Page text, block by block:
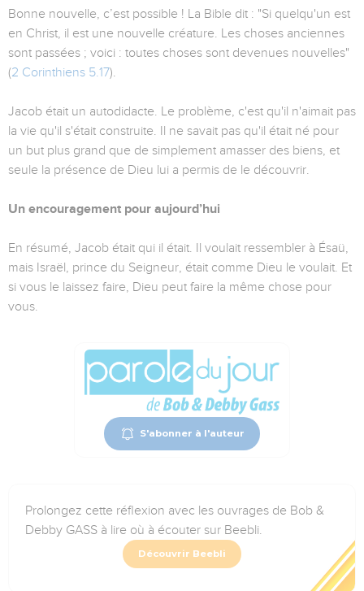
Bonne nouvelle, c’est possible ! La Bible dit : "Si quelqu'un est
en Christ, il est une nouvelle créature. Les choses anciennes
sont passées ; voici : toutes choses sont devenues nouvelles"
(2 Corinthiens 5.17).
Jacob était un autodidacte. Le problème, c'est qu'il n'aimait pas
la vie qu'il s'était construite. Il ne savait pas qu'il était né pour
un but plus grand que de simplement amasser des biens, et
seule la présence de Dieu lui a permis de le découvrir.
Un encouragement pour aujourd’hui
En résumé, Jacob était qui il était. Il voulait ressembler à Ésaü,
mais Israël, prince du Seigneur, était comme Dieu le voulait. Et
si vous le laissez faire, Dieu peut faire la même chose pour
vous.
S'abonner à l'auteur
Prolongez cette réflexion avec les ouvrages de Bob &
Debby GASS à lire où à écouter sur Beebli.
Découvrir Beebli